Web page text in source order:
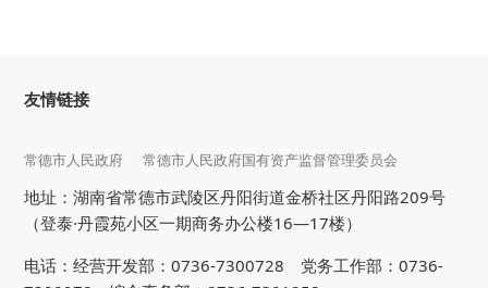
友情链接
常德市人民政府 常德市人民政府国有资产监督管理委员会
地址：湖南省常德市武陵区丹阳街道金桥社区丹阳路209号
（登泰·丹霞苑小区一期商务办公楼16—17楼）
电话：经营开发部：0736-7300728 党务工作部：0736-